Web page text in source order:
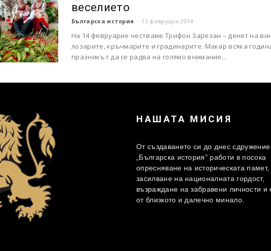
веселието
Българска история - 13 февруари 2014
На 14 февруарие честваме Трифон Зарезан – денят на
лозарите, кръчмарите и градинарите. Макар всяка
празникът да се радва на голямо внимание...
НАШАТА МИСИЯ
От създаването си до днес сдружение
„Българска история” работи в посока
опресняване на историческата памет,
засилване на националната гордост,
възраждане на забравени личности и
от близкото и далечно минало.